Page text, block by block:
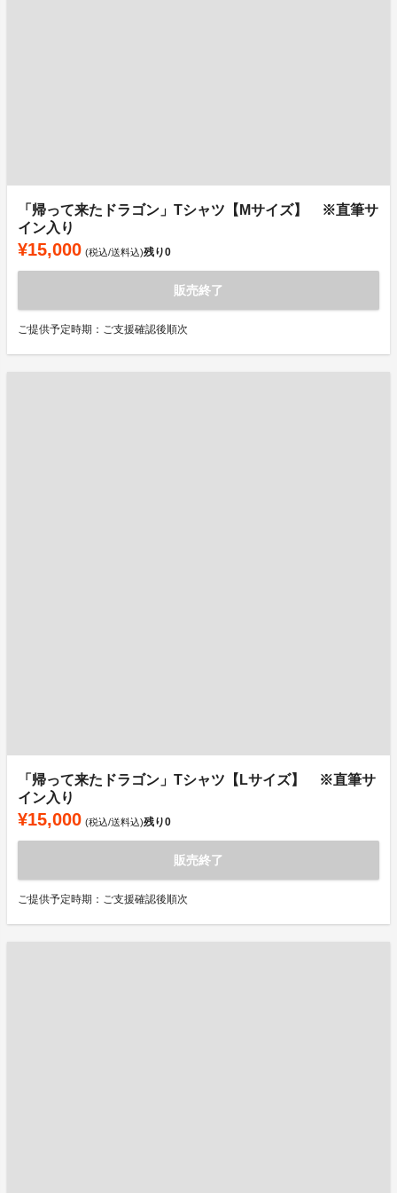
「帰って来たドラゴン」Tシャツ【Mサイズ】 ※直筆サ
イン入り
¥15,000 (税込/送料込)残り0
販売終了
ご提供予定時期：ご支援確認後順次
「帰って来たドラゴン」Tシャツ【Lサイズ】 ※直筆サ
イン入り
¥15,000 (税込/送料込)残り0
販売終了
ご提供予定時期：ご支援確認後順次